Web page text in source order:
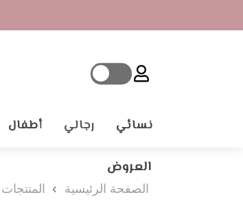
نسائي رجالي أطفال
العروض
الصفحة الرئيسية المنتجات